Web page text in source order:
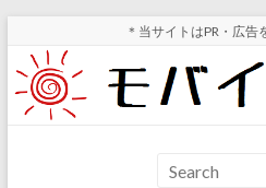
content
＊当サイトはPR・広告